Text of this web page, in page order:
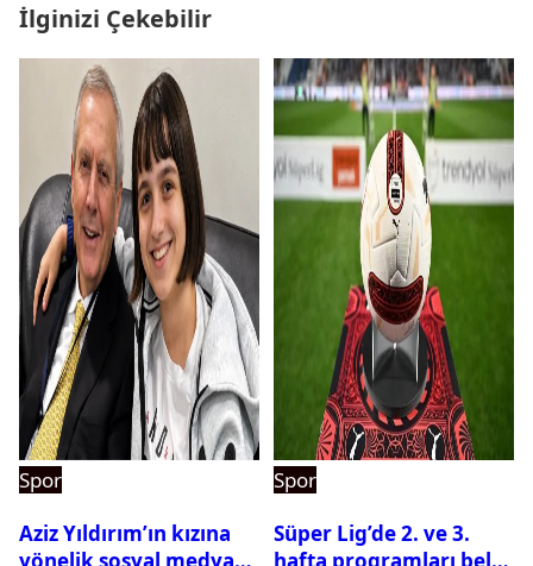
İlginizi Çekebilir
Spor
Aziz Yıldırım’ın kızına
Spor
Süper Lig’de 2. ve 3.